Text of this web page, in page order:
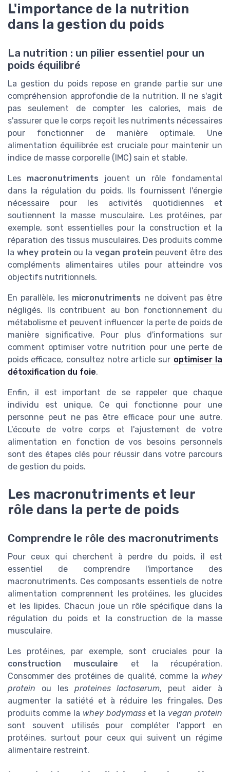
L'importance de la nutrition
dans la gestion du poids
La nutrition : un pilier essentiel pour un
poids équilibré
La gestion du poids repose en grande partie sur une
compréhension approfondie de la nutrition. Il ne s'agit
pas seulement de compter les calories, mais de
s'assurer que le corps reçoit les nutriments nécessaires
pour fonctionner de manière optimale. Une
alimentation équilibrée est cruciale pour maintenir un
indice de masse corporelle (IMC) sain et stable.
Les macronutriments jouent un rôle fondamental
dans la régulation du poids. Ils fournissent l'énergie
nécessaire pour les activités quotidiennes et
soutiennent la masse musculaire. Les protéines, par
exemple, sont essentielles pour la construction et la
réparation des tissus musculaires. Des produits comme
la whey protein ou la vegan protein peuvent être des
compléments alimentaires utiles pour atteindre vos
objectifs nutritionnels.
En parallèle, les micronutriments ne doivent pas être
négligés. Ils contribuent au bon fonctionnement du
métabolisme et peuvent influencer la perte de poids de
manière significative. Pour plus d'informations sur
comment optimiser votre nutrition pour une perte de
poids efficace, consultez notre article sur optimiser la
détoxification du foie.
Enfin, il est important de se rappeler que chaque
individu est unique. Ce qui fonctionne pour une
personne peut ne pas être efficace pour une autre.
L'écoute de votre corps et l'ajustement de votre
alimentation en fonction de vos besoins personnels
sont des étapes clés pour réussir dans votre parcours
de gestion du poids.
Les macronutriments et leur
rôle dans la perte de poids
Comprendre le rôle des macronutriments
Pour ceux qui cherchent à perdre du poids, il est
essentiel de comprendre l'importance des
macronutriments. Ces composants essentiels de notre
alimentation comprennent les protéines, les glucides
et les lipides. Chacun joue un rôle spécifique dans la
régulation du poids et la construction de la masse
musculaire.
Les protéines, par exemple, sont cruciales pour la
construction musculaire et la récupération.
Consommer des protéines de qualité, comme la whey
protein ou les proteines lactoserum, peut aider à
augmenter la satiété et à réduire les fringales. Des
produits comme la whey bodymasset la vegan protein
sont souvent utilisés pour compléter l'apport en
protéines, surtout pour ceux qui suivent un régime
alimentaire restreint.